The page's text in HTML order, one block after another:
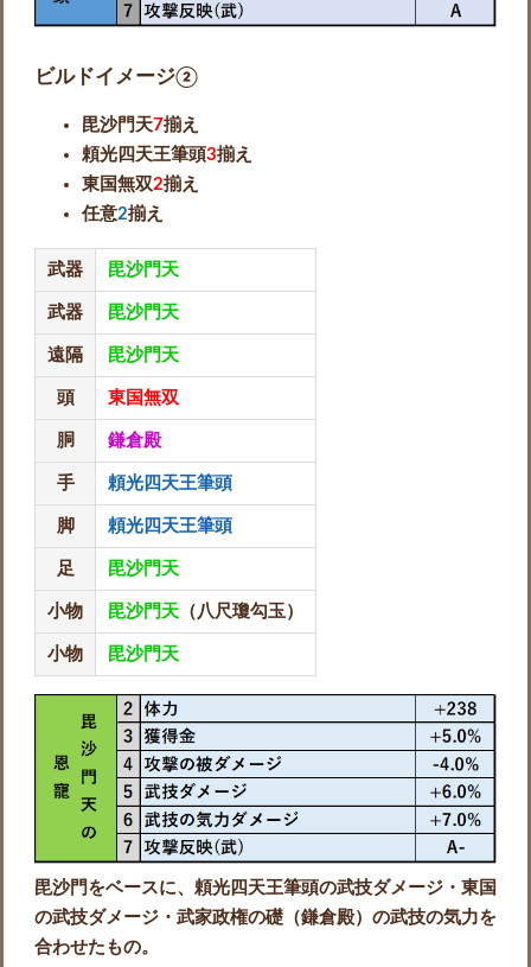
ビルドイメージ②
毘沙門天7揃え
頼光四天王筆頭3揃え
東国無双2揃え
任意2揃え
武器 毘沙門天
武器 毘沙門天
遠隔 毘沙門天
頭 東国無双
胴 鎌倉殿
手 頼光四天王筆頭
脚 頼光四天王筆頭
足 毘沙門天
小物 毘沙門天 （八尺瓊勾玉）
小物 毘沙門天
毘沙門をベースに、頼光四天王筆頭の武技ダメージ・東国
の武技ダメージ・武家政権の礎（鎌倉殿）の武技の気力を
合わせたもの。